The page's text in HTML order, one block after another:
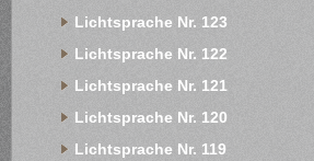
Lichtsprache Nr. 123
Lichtsprache Nr. 122
Lichtsprache Nr. 121
Lichtsprache Nr. 120
Lichtsprache Nr. 119